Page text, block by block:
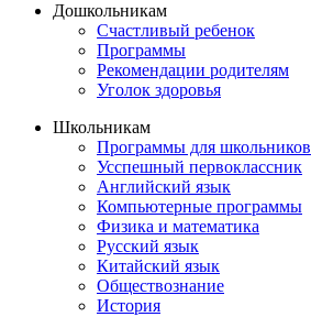
Дошкольникам
Счастливый ребенок
Программы
Рекомендации родителям
Уголок здоровья
Школьникам
Программы для школьников
Усспешный первоклассник
Английский язык
Компьютерные программы
Физика и математика
Русский язык
Китайский язык
Обществознание
История